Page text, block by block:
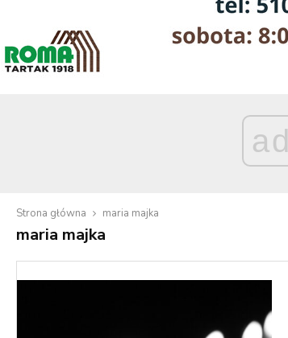
ad
Strona główna maria majka
maria majka